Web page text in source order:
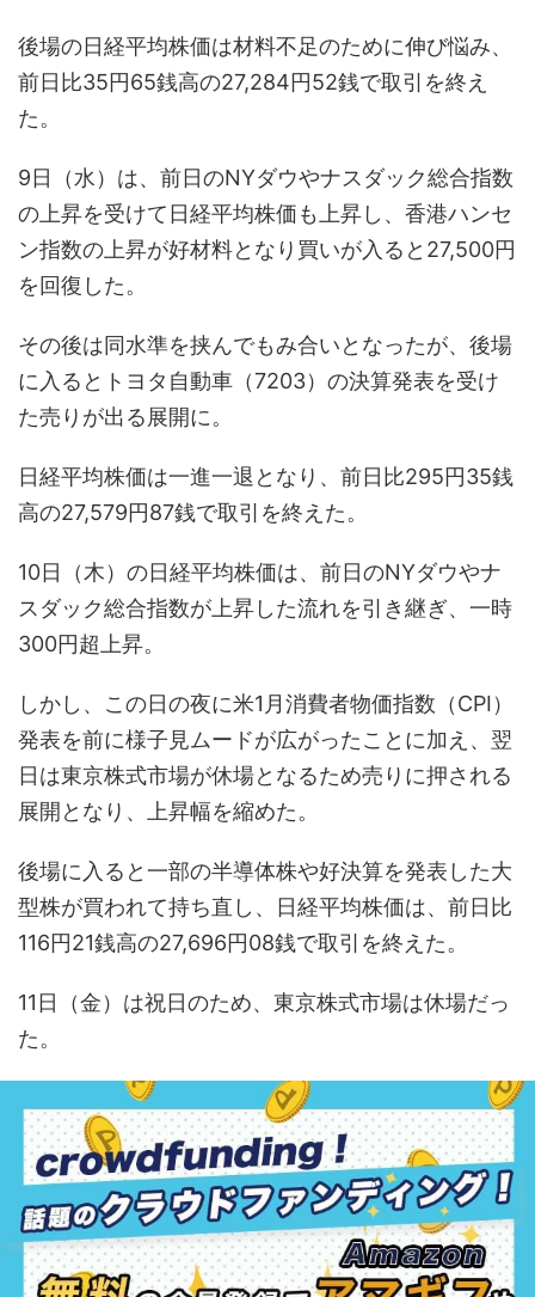
後場の日経平均株価は材料不足のために伸び悩み、
前日比35円65銭高の27,284円52銭で取引を終え
た。
9日（水）は、前日のNYダウやナスダック総合指数
の上昇を受けて日経平均株価も上昇し、香港ハンセ
ン指数の上昇が好材料となり買いが入ると27,500円
を回復した。
その後は同水準を挟んでもみ合いとなったが、後場
に入るとトヨタ自動車（7203）の決算発表を受け
た売りが出る展開に。
日経平均株価は一進一退となり、前日比295円35銭
高の27,579円87銭で取引を終えた。
10日（木）の日経平均株価は、前日のNYダウやナ
スダック総合指数が上昇した流れを引き継ぎ、一時
300円超上昇。
しかし、この日の夜に米1月消費者物価指数（CPI）
発表を前に様子見ムードが広がったことに加え、翌
日は東京株式市場が休場となるため売りに押される
展開となり、上昇幅を縮めた。
後場に入ると一部の半導体株や好決算を発表した大
型株が買われて持ち直し、日経平均株価は、前日比
116円21銭高の27,696円08銭で取引を終えた。
11日（金）は祝日のため、東京株式市場は休場だっ
た。